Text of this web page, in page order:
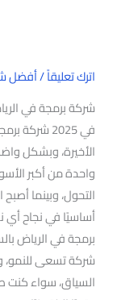
اترك تعليقاً/أفضل
شركة برمجة في
في 2025
الأخيرة، وبشكل
واحدة من أكبر
التحول، وبينما
أساسيًا في نجاح
برمجة في الرياض
شركة تسعى للنمو،
السياق، سواء كنت